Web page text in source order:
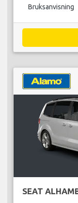
Bruksanvisning
SEAT